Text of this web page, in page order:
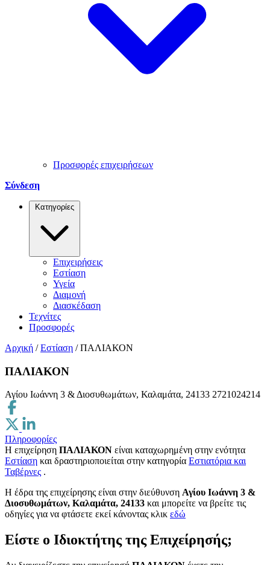
Προσφορές επιχειρήσεων
Σύνδεση
Κατηγορίες
Επιχειρήσεις
Εστίαση
Υγεία
Διαμονή
Διασκέδαση
Τεχνίτες
Προσφορές
Αρχική / Εστίαση / ΠΑΛΙΑΚΟΝ
ΠΑΛΙΑΚΟΝ
Αγίου Ιωάννη 3 & Διοσυθωμάτων, Καλαμάτα, 24133 2721024214
Πληροφορίες
Η επιχείρηση ΠΑΛΙΑΚΟΝ είναι καταχωρημένη στην ενότητα
Εστίαση και δραστηριοποιείται στην κατηγορία Εστιατόρια και
Ταβέρνες .
H έδρα της επιχείρησης είναι στην διεύθυνση Αγίου Ιωάννη 3 &
Διοσυθωμάτων, Καλαμάτα, 24133 και μπορείτε να βρείτε τις
οδηγίες για να φτάσετε εκεί κάνοντας κλικ εδώ
Είστε ο Ιδιοκτήτης της Επιχείρησής;